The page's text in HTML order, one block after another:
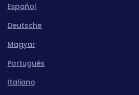
Español
Deutsche
Magyar
Português
Italiano